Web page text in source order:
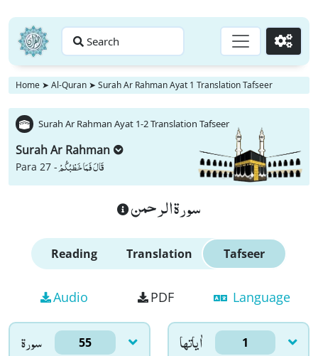
Search Go
Home ➤ Al-Quran ➤ Surah Ar Rahman Ayat 1 Translation Tafseer
Surah Ar Rahman Ayat 1-2 Translation Tafseer
Surah Ar Rahman
Para 27 -قَالَ فَمَا خَطْبُكُمْ
سورة الرحمن
Reading Translation Tafseer
Audio PDF Language
سورۃ 55 اٰياتها 1